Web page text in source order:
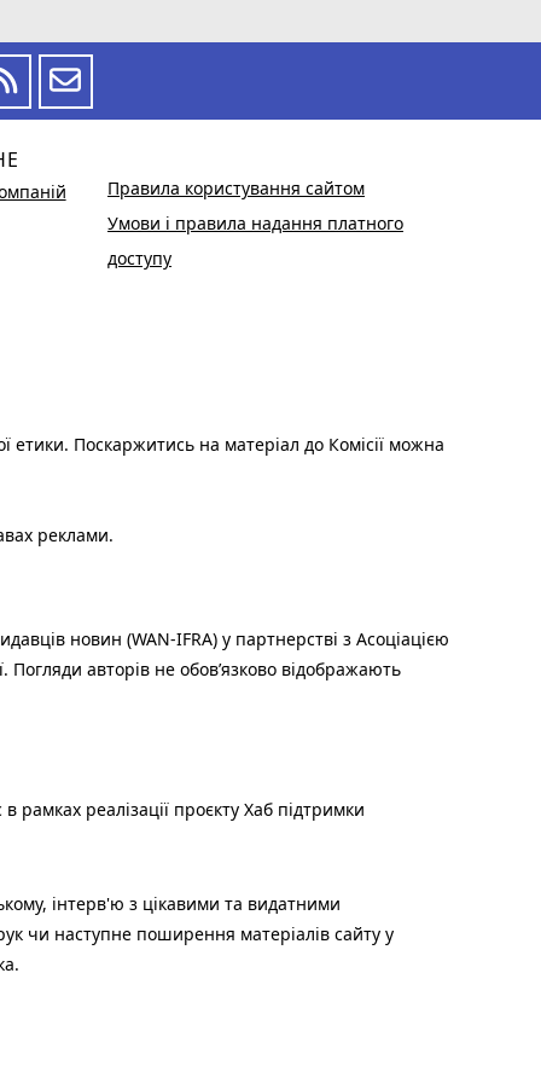
Правила користування сайтом
Умови і правила надання платного
доступу
етики. Поскаржитись на матеріал до Комісії можна
реклами.
новин (WAN-IFRA) у партнерстві з Асоціацією
Погляди авторів не обов’язково відображають
рамках реалізації проєкту Хаб підтримки
інтерв'ю з цікавими та видатними
чи наступне поширення матеріалів сайту у